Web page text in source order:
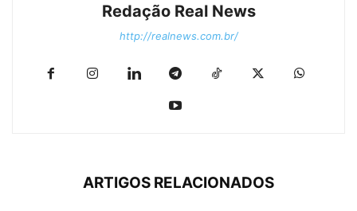
Redação Real News
http://realnews.com.br/
ARTIGOS RELACIONADOS